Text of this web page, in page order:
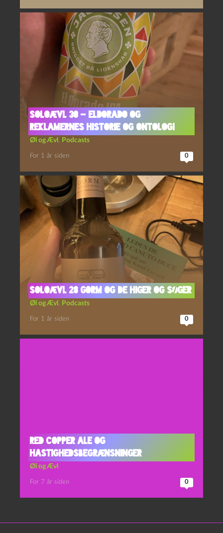
Soloævl 30 – Eldorado og
Reklamernes Historie og Ontologi
Øl og Ævl , Podcasts
For 1 år siden 0
Soloævl 28 Gorm og De higer og søger
Øl og Ævl , Podcasts
For 1 år siden 0
Red Copper Ale og
Hastighedsbegrænsninger
Øl og Ævl
For 7 år siden 0